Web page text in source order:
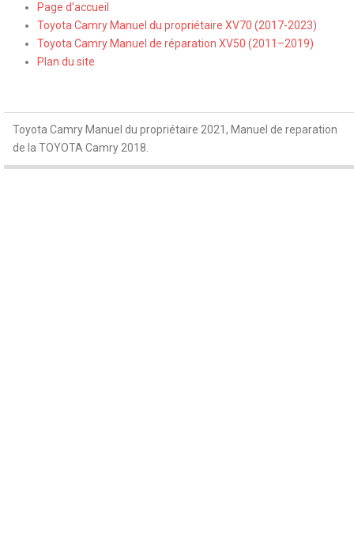
Page d'accueil
Toyota Camry Manuel du propriétaire XV70 (2017-2023)
Toyota Camry Manuel de réparation XV50 (2011–2019)
Plan du site
Toyota Camry Manuel du propriétaire 2021, Manuel de reparation
de la TOYOTA Camry 2018.